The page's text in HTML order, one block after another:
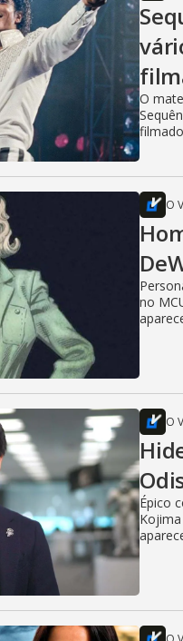
O
O
no
O
Épico